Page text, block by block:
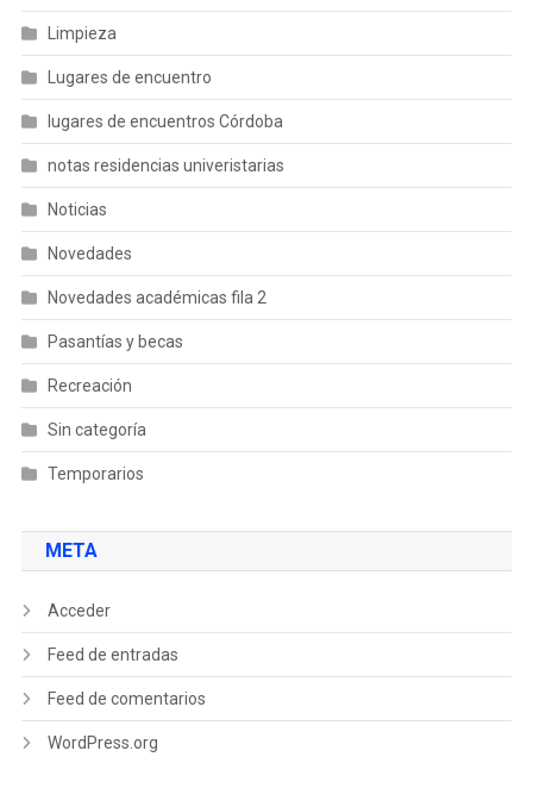
Limpieza
Lugares de encuentro
lugares de encuentros Córdoba
notas residencias univeristarias
Noticias
Novedades
Novedades académicas fila 2
Pasantías y becas
Recreación
Sin categoría
Temporarios
META
Acceder
Feed de entradas
Feed de comentarios
WordPress.org